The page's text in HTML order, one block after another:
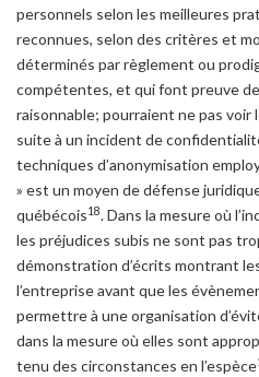
personnels selon les meilleures
reconnues, selon des critères et
déterminés par règlement ou
compétentes, et qui font preuve
raisonnable; pourraient ne pas
suite à un incident de
techniques d’anonymisation
» est un moyen de défense
québécois18. Dans la mesure où
les préjudices subis ne sont pas
démonstration d’écrits montrant
l’entreprise avant que les
permettre à une organisation
dans la mesure où elles sont
tenu des circonstances en l’espèce